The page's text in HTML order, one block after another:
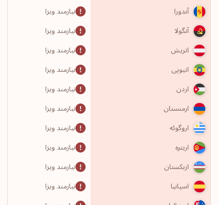
آندورا
نیازمند ویزا
آنگولا
نیازمند ویزا
اتریش
نیازمند ویزا
اتیوپی
نیازمند ویزا
اردن
نیازمند ویزا
ارمنستان
نیازمند ویزا
اروگوئه
نیازمند ویزا
اریتره
نیازمند ویزا
ازبکستان
نیازمند ویزا
اسپانیا
نیازمند ویزا